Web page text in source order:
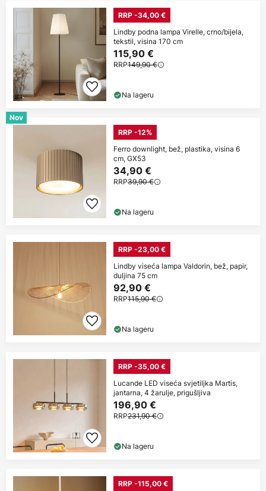
RRP -34,00 €
Lindby podna lampa Virelle, crno/bijela,
tekstil, visina 170 cm
115,90 €
RRP149,90 €
Na lageru
Nov
RRP -12%
Ferro downlight, bež, plastika, visina 6
cm, GX53
34,90 €
RRP39,90 €
Na lageru
RRP -23,00 €
Lindby viseća lampa Valdorin, bež, papir,
duljina 75 cm
92,90 €
RRP115,90 €
Na lageru
RRP -35,00 €
Lucande LED viseća svjetiljka Martis,
jantarna, 4 žarulje, prigušljiva
196,90 €
RRP231,90 €
Na lageru
RRP -115,00 €